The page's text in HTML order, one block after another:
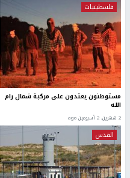
فلسطينيات
مستوطنون يعتدون على مركبة شمال رام
الله
2 شهرين، 2 أسبوعين ago
القدس